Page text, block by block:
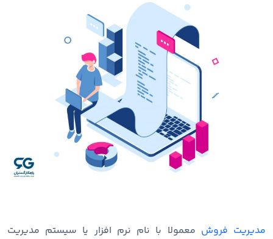
مدیریت فروش معمولا با نام نرم افزار یا سیستم مدیریت